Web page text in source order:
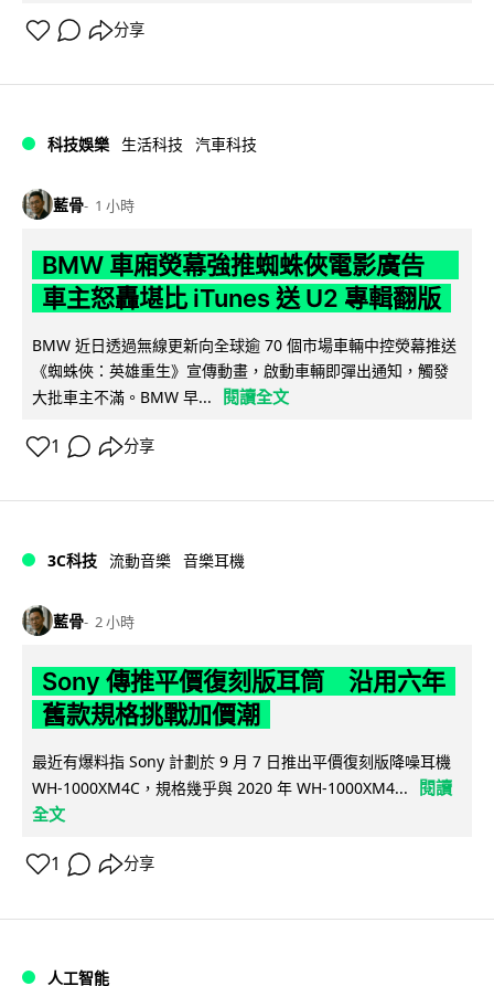
分享
科技娛樂 生活科技 汽車科技
藍骨 1 小時
BMW 車廂熒幕強推蜘蛛俠電影廣告
車主怒轟堪比 iTunes 送 U2 專輯翻版
BMW 近日透過無線更新向全球逾 70 個市場車輛中控熒幕推送
《蜘蛛俠：英雄重生》宣傳動畫，啟動車輛即彈出通知，觸發
大批車主不滿。BMW 早...
閱讀全文
1 分享
3C科技 流動音樂 音樂耳機
藍骨 2 小時
Sony 傳推平價復刻版耳筒 沿用六年
舊款規格挑戰加價潮
最近有爆料指 Sony 計劃於 9 月 7 日推出平價復刻版降噪耳機
WH-1000XM4C，規格幾乎與 2020 年 WH-1000XM4...
閱讀
全文
1 分享
人工智能